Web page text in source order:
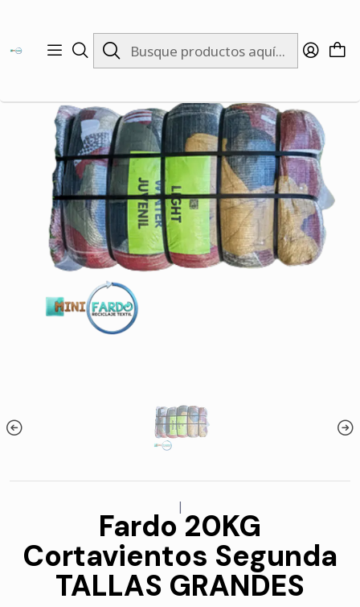
|
Fardo 20KG
Cortavientos Segunda
TALLAS GRANDES